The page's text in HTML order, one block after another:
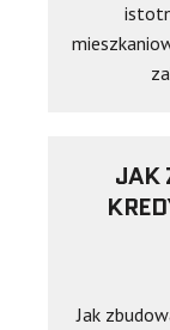
JAK
Jak